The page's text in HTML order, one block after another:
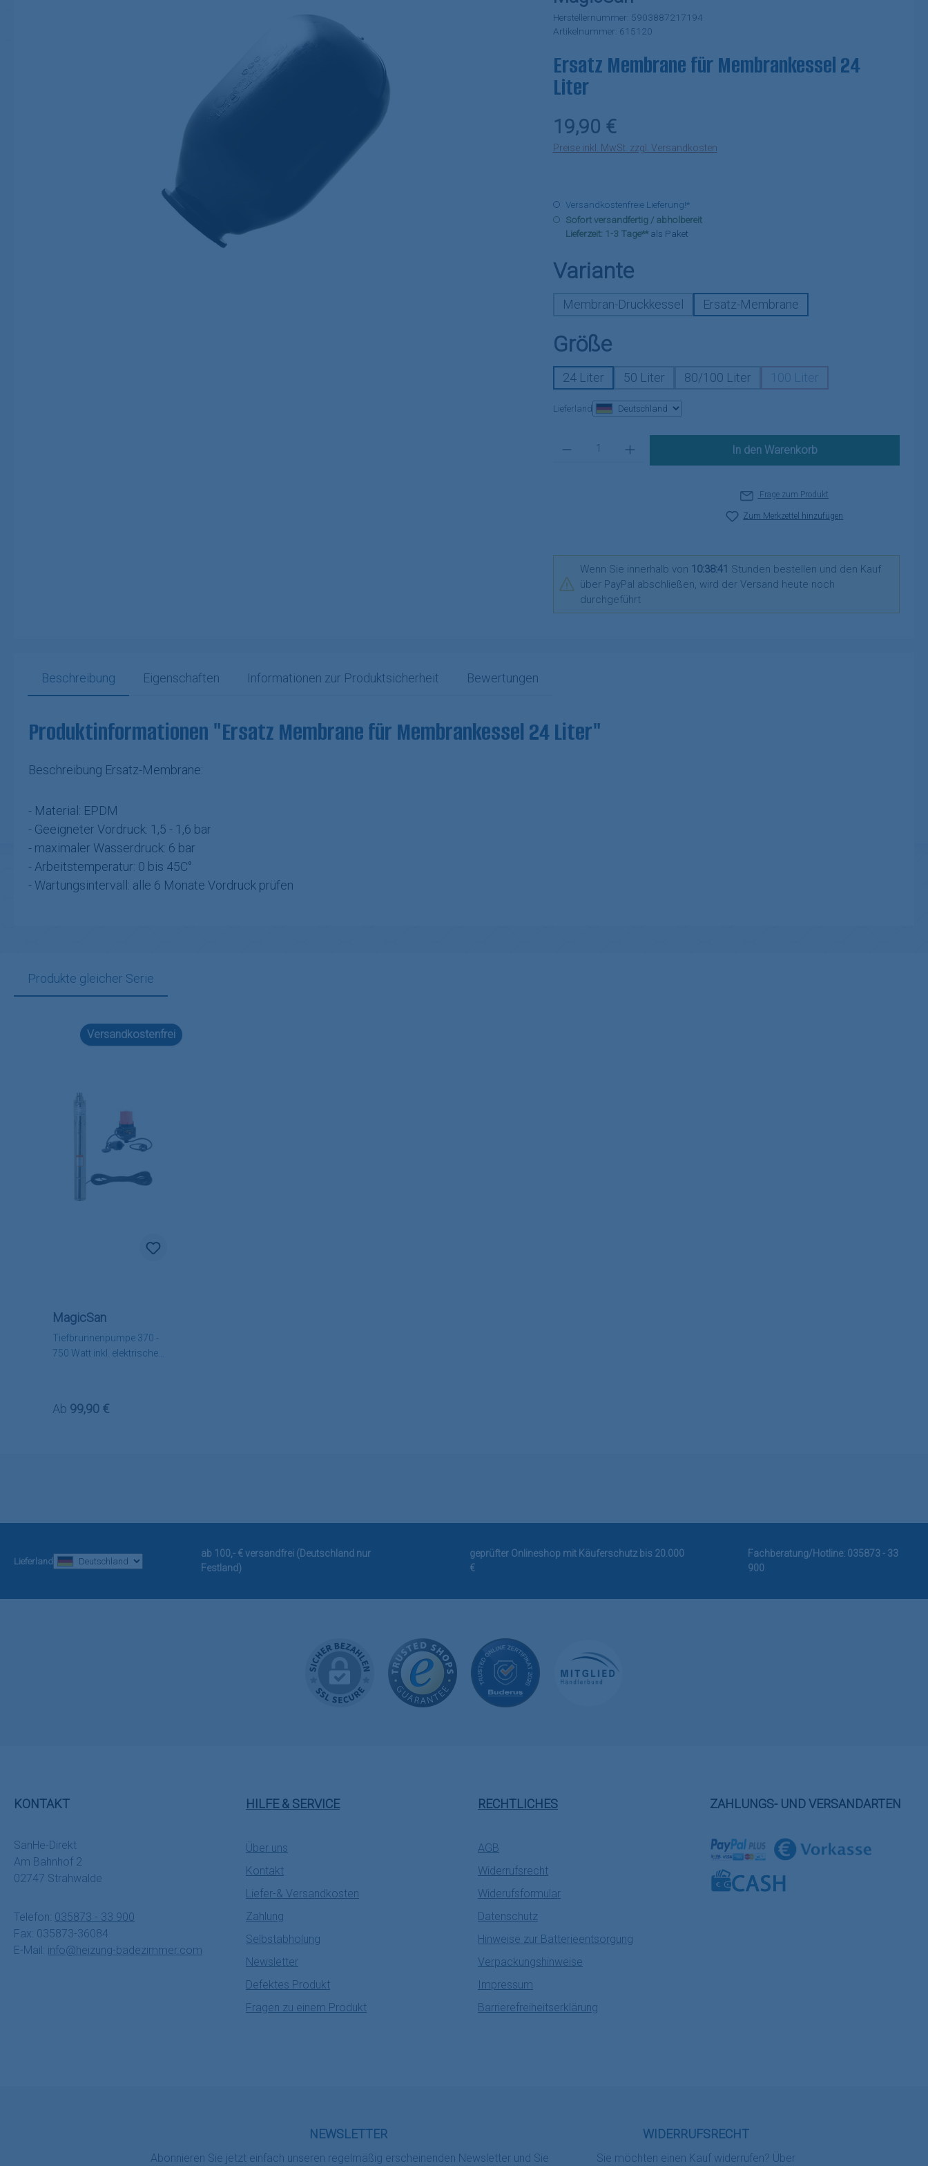
Herstellernummer: 5903887217194
Artikelnummer: 615120
Ersatz Membrane für Membrankessel 24
Liter
Regulärer Preis:
19,90 €
Preise inkl. MwSt. zzgl. Versandkosten
Versandkostenfreie Lieferung!*
Sofort versandfertig / abholbereit
Lieferzeit: 1-3 Tage**als Paket
Varianteauswählen
Membran-Druckkessel Ersatz-Membrane
Größeauswählen
24 Liter 50 Liter 80/100 Liter 100 Liter
(Diese Option ist zurzeit
Lieferland
In den Warenkorb
Frage zum Produkt
Zum Merkzettel hinzufügen
Wenn Sie innerhalb von 10:38:41 Stunden bestellen und den Kauf
über PayPal abschließen, wird der Versand heute noch
durchgeführt
Beschreibung Eigenschaften Informationen zur Produktsicherheit Bewertungen
Produktinformationen "Ersatz Membrane für Membrankessel 24 Liter"
Beschreibung Ersatz-Membrane:
- Material: EPDM
- Geeigneter Vordruck: 1,5 - 1,6 bar
- maximaler Wasserdruck: 6 bar
- Arbeitstemperatur: 0 bis 45C°
- Wartungsintervall: alle 6 Monate Vordruck prüfen
Produkte gleicher Serie
Produktgalerie überspringen
Versandkostenfrei
Tiefbrunnenpumpe 370 -
750 Watt inkl. elektrischer
MagicSan
Regulärer Preis:
Ab 99,90 €
Lieferland
ab 100,- € versandfrei (Deutschland nur
Festland)
geprüfter Onlineshop mit Käuferschutz bis 20.000
€
Fachberatung/Hotline: 035873 - 33
900
KONTAKT
SanHe-Direkt
Am Bahnhof 2
02747 Strahwalde
Telefon: 035873 - 33 900
Fax: 035873-36084
E-Mail: info@heizung-badezimmer.com
HILFE & SERVICE
Über uns
Kontakt
Liefer-& Versandkosten
Zahlung
Selbstabholung
Newsletter
Defektes Produkt
Fragen zu einem Produkt
RECHTLICHES
AGB
Widerrufsrecht
Widerufsformular
Datenschutz
Hinweise zur Batterieentsorgung
Verpackungshinweise
Impressum
Barrierefreiheitserklärung
ZAHLUNGS- UND VERSANDARTEN
Benutzerdefiniertes Bild 1
WIDERRUFSRECHT
Sie möchten einen Kauf widerrufen? Über
NEWSLETTER
Abonnieren Sie jetzt einfach unseren regelmäßig erscheinenden Newsletter und Sie